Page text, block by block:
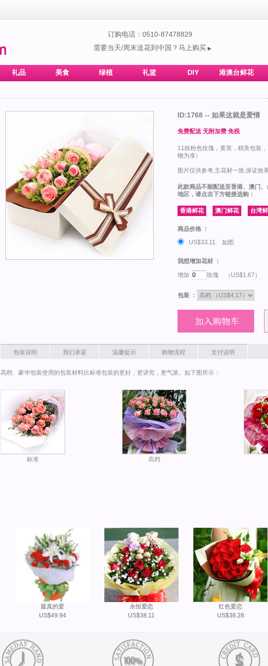
订购电话：0510-87478829
需要当天/周末送花到中国？马上购买 ▶
礼品 美食 绿植 礼篮 DIY 港澳台鲜花
ID:1768 -- 如果这就是爱情
免费配送 无附加费 免税
11枝粉色玫瑰，黄英，精美包装
物为准）
图片仅供参考,主花材一致,保证效
此款商品不能配送至香港、澳门
地区，请点击下方链接选购：
商品价格 ：
US$33.11
如图
我想增加花材 ：
增加
玫瑰 （US$1.67 ）
包装 ：
包装说明 我们承诺 温馨提示 购物流程 支付说明
高档、豪华包装使用的包装材料比标准包装的更好，更讲究，更气派。如下图所示：
标准 高档
最真的爱
US$49.94
永恒爱恋
US$38.11
红色爱恋
US$38.28